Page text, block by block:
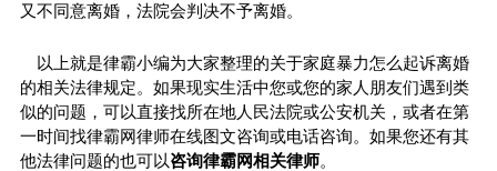
又不同意离婚，法院会判决不予离婚。
以上就是律霸小编为大家整理的关于家庭暴力怎么起诉离婚
的相关法律规定。如果现实生活中您或您的家人朋友们遇到类
似的问题，可以直接找所在地人民法院或公安机关，或者在第
一时间找律霸网律师在线图文咨询或电话咨询。如果您还有其
他法律问题的也可以咨询律霸网相关律师。